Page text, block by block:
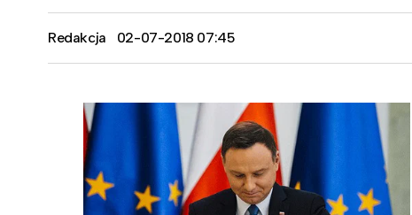
Redakcja 02-07-2018 07:45